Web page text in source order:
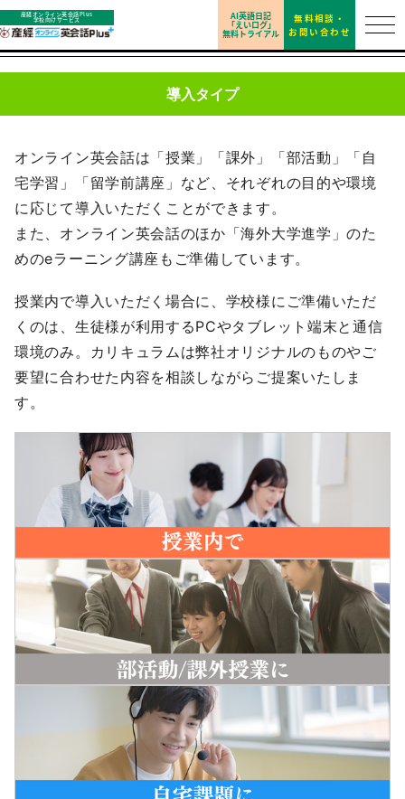
産経オンライン英会話Plus
学校向けサービス AI英語日記
「えいログ」
無料トライアル
無料相談・
お問い合わせ
導入タイプ
オンライン英会話は「授業」「課外」「部活動」「自
宅学習」「留学前講座」など、それぞれの目的や環境
に応じて導入いただくことができます。
また、オンライン英会話のほか「海外大学進学」のた
めのeラーニング講座もご準備しています。
授業内で導入いただく場合に、学校様にご準備いただ
くのは、生徒様が利用するPCやタブレット端末と通信
環境のみ。カリキュラムは弊社オリジナルのものやご
要望に合わせた内容を相談しながらご提案いたしま
す。